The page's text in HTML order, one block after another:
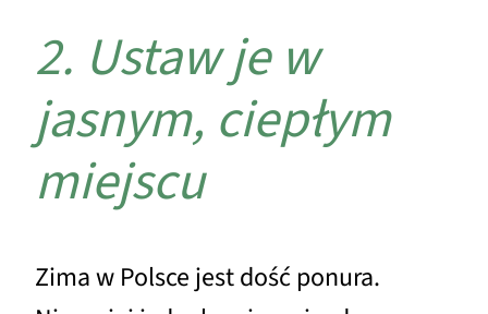
2. Ustaw je w
jasnym, ciepłym
miejscu
Zima w Polsce jest dość ponura.